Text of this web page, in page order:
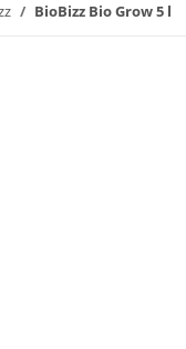
BioBizz Bio Grow 5 l